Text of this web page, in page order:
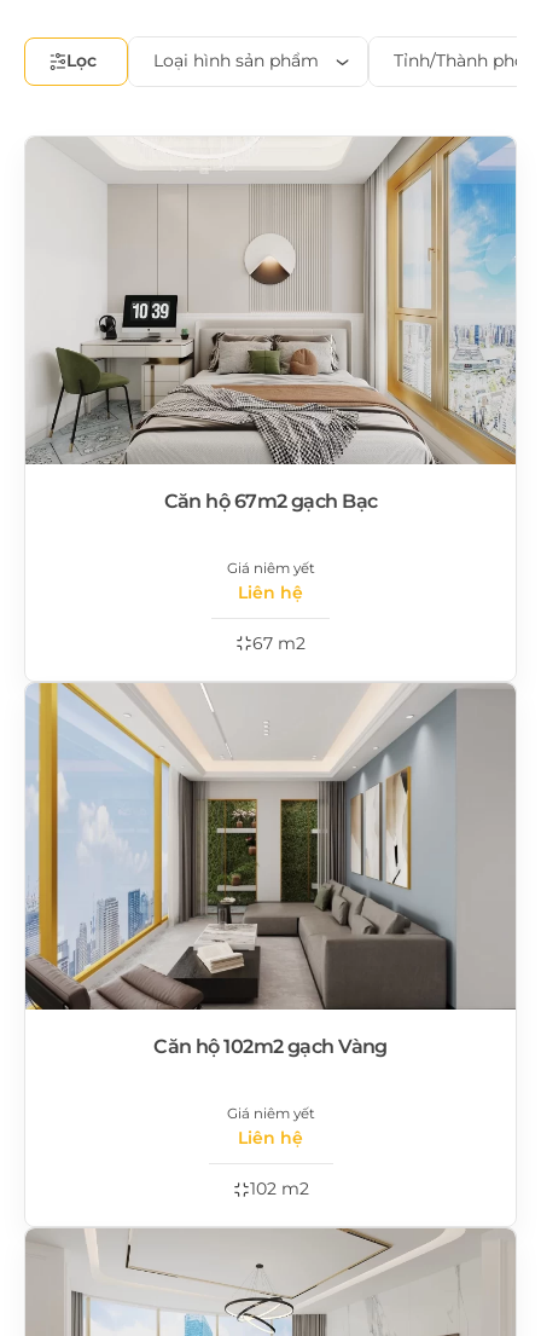
Lọc Loại hình sản phẩm Tỉnh/Thành phố
Căn hộ 67m2 gạch Bạc
Giá niêm yết
Liên hệ
67 m2
Căn hộ 102m2 gạch Vàng
Giá niêm yết
Liên hệ
102 m2